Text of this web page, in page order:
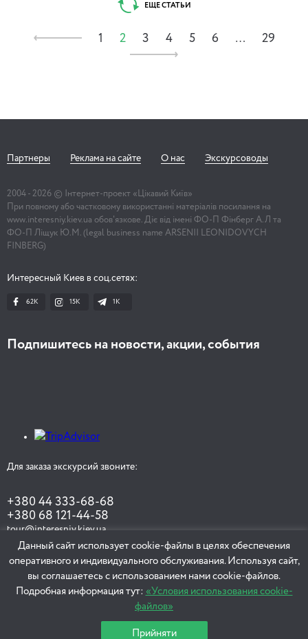
Данный сайт использует cookie-файлы в целях обеспечения
оперативного и индивидуального обслуживания. Используя сайт,
вы соглашаетесь с использованием нами cookie-файлов.
Подробная информация тут: «Условия использования cookie-
файлов»
Прийняти
ЕЩЕ СТАТЬИ
1 2 3 4 5 6 … 29
Партнеры Реклама на сайте О нас Экскурсоводы
2004 - 2026 © Інтернет-проект «Цікавий Київ»
При повному або частковому використанні матеріалів посилання на
www.interesniy.kiev.ua обов'язкове. Діє від імені ФО-П Фінберг А.Л та
ФО-П Ліщук Ю.М. (legal business name ARSENII LEONIDOVYCH
FINBERG)
Интересный Киев в соц.сетях:
62K 15K 1К
Подпишитесь на новости, акции, события
Для заказа экскурсий звоните:
+380 44 333-68-68
+380 68 121-44-58
tour@interesniy.kiev.ua
ЗАКАЗАТЬ ЭКСКУРСИЮ